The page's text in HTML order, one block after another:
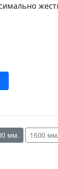
мм. 1600 мм.